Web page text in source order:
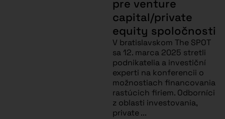
pre venture
capital/private
equity spoločnosti
V bratislavskom The SPOT
sa 12. marca 2025 stretli
podnikatelia a investiční
experti na konferencii o
možnostiach financovania
rastúcich firiem. Odborníci
z oblasti investovania,
private ...